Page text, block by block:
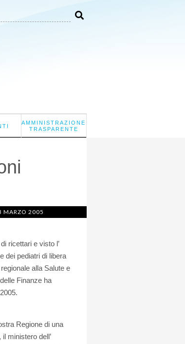
AMMINISTRAZIONE
TRASPARENTE
MARZO 2005
ricettari e visto l’
dei pediatri di libera
alla Salute e
Finanze ha
Regione di una
ministero dell’